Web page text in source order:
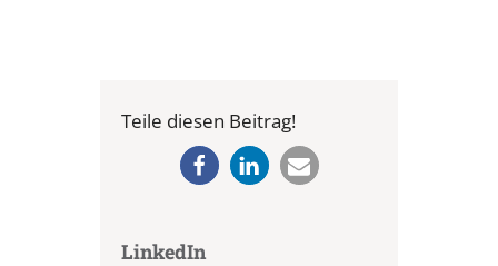
Teile diesen Beitrag!
LinkedIn